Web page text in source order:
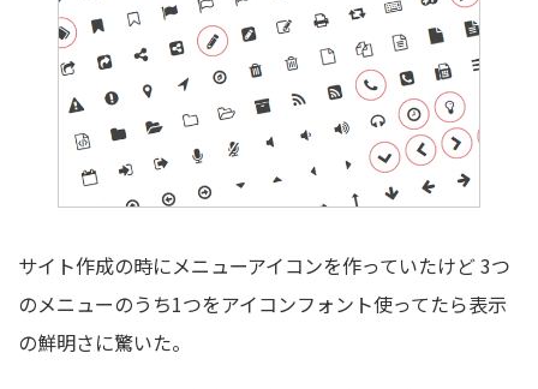
サイト作成の時にメニューアイコンを作っていたけど 3つ
のメニューのうち1つをアイコンフォント使ってたら表示
の鮮明さに驚いた。